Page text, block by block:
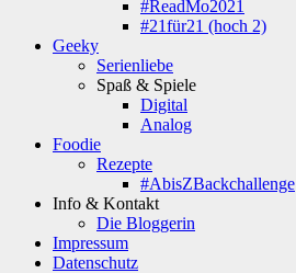
#ReadMo2021
#21für21 (hoch 2)
Geeky
Serienliebe
Spaß & Spiele
Digital
Analog
Foodie
Rezepte
#AbisZBackchallenge
Info & Kontakt
Die Bloggerin
Impressum
Datenschutz